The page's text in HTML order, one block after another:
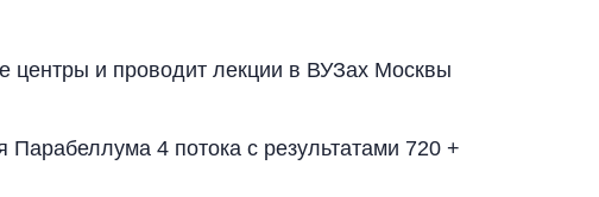
центры и проводит лекции в ВУЗах Москвы
4 потока с результатами 720 +